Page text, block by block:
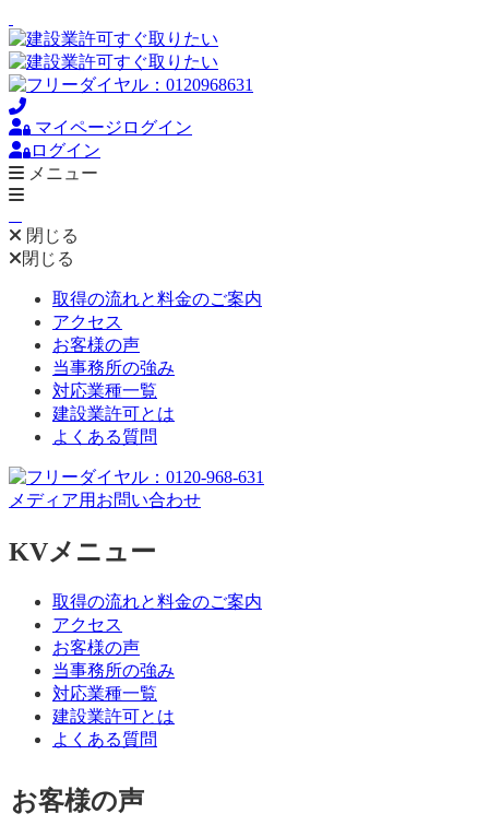
マイページログイン
ログイン
メニュー
閉じる
閉じる
取得の流れと料金のご案内
アクセス
お客様の声
当事務所の強み
対応業種一覧
建設業許可とは
よくある質問
メディア用お問い合わせ
KVメニュー
取得の流れと料金のご案内
アクセス
お客様の声
当事務所の強み
対応業種一覧
建設業許可とは
よくある質問
お客様の声